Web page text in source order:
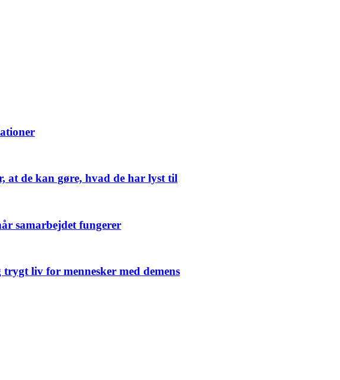
at de kan gøre, hvad de har lyst til
samarbejdet fungerer
liv for mennesker med demens